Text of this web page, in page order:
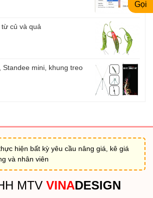
củ và quả
Standee mini, khung treo
hiện bất kỳ yêu cầu nâng giá, kê giá
và nhân viên
MTV VINADESIGN
Gọi